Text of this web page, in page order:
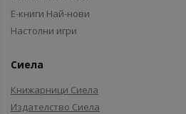
Е-книги Най-нови
Настолни игри
Сиела
Книжарници Сиела
Издателство Сиела